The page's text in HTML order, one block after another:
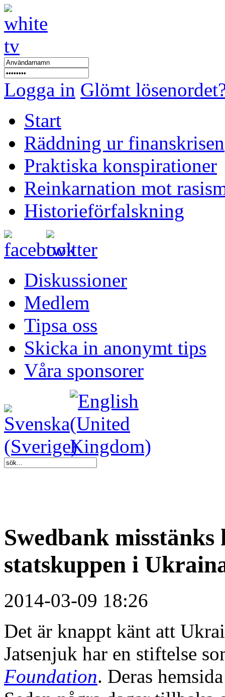
Logga in Glömt
Start
Räddning ur finanskrisen
Praktiska konspirationer
Reinkarnation mot
Historieförfalskning
Diskussioner
Medlem
Tipsa oss
Skicka in anonymt tips
Våra sponsorer
Swedbank
statskuppen i
2014-03-09 18:26
Det är knappt känt att
Jatsenjuk har en stiftelse
Foundation. Deras